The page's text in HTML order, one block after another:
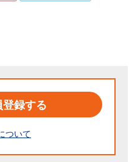
登録する
ついて